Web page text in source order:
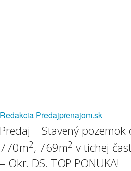
Redakcia Predajprenajom.sk
Predaj – Stavený
770m2, 769m2 v tichej
– Okr. DS. TOP PONUKA!